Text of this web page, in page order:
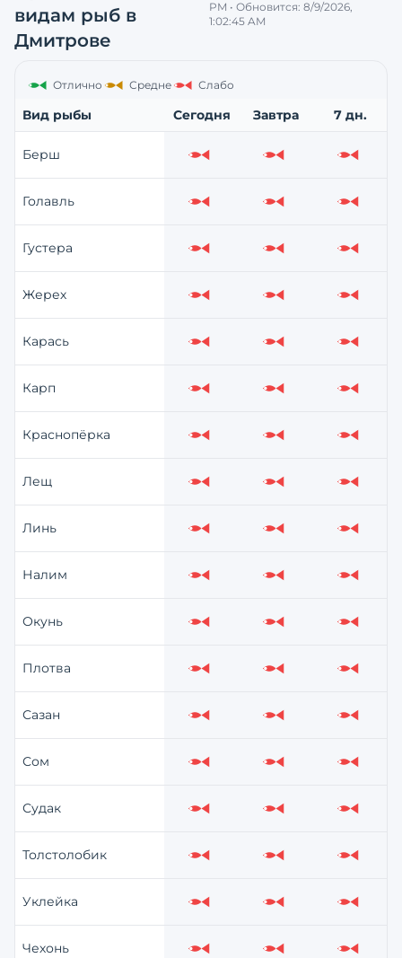
видам рыб в
Дмитрове
PM • Обновится:8/9/2026,
1:02:45 AM
Отлично Средне Слабо
Вид рыбы Сегодня Завтра 7 дн.
Берш Слабо Слабо Слабо
Голавль Слабо Слабо Слабо
Густера Слабо Слабо Слабо
Жерех Слабо Слабо Слабо
Карась Слабо Слабо Слабо
Карп Слабо Слабо Слабо
Краснопёрка Слабо Слабо Слабо
Лещ Слабо Слабо Слабо
Линь Слабо Слабо Слабо
Налим Слабо Слабо Слабо
Окунь Слабо Слабо Слабо
Плотва Слабо Слабо Слабо
Сазан Слабо Слабо Слабо
Сом Слабо Слабо Слабо
Судак Слабо Слабо Слабо
Толстолобик Слабо Слабо Слабо
Уклейка Слабо Слабо Слабо
Чехонь